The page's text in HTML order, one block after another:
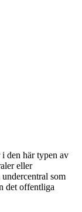
den här typen av
eller
som
det offentliga